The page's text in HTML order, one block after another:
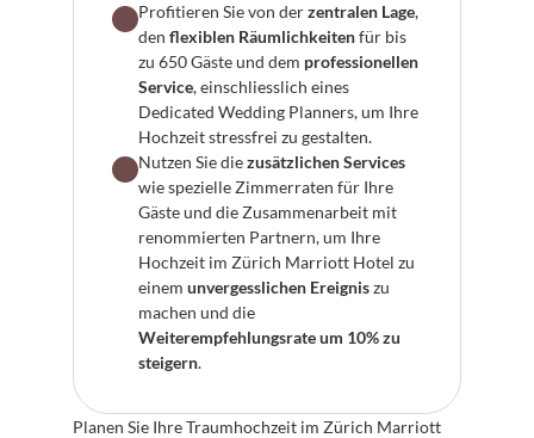
Profitieren Sie von der zentralen Lage,
den flexiblen Räumlichkeiten für bis
zu 650 Gäste und dem professionellen
Service, einschliesslich eines
Dedicated Wedding Planners, um Ihre
Hochzeit stressfrei zu gestalten.
Nutzen Sie die zusätzlichen Services
wie spezielle Zimmerraten für Ihre
Gäste und die Zusammenarbeit mit
renommierten Partnern, um Ihre
Hochzeit im Zürich Marriott Hotel zu
einem unvergesslichen Ereignis zu
Weiterempfehlungsrate um 10% zu
steigern.
Planen Sie Ihre Traumhochzeit im Zürich Marriott